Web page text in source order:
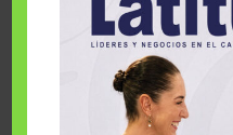
Cuando la solidaridad
sueños Fairmont